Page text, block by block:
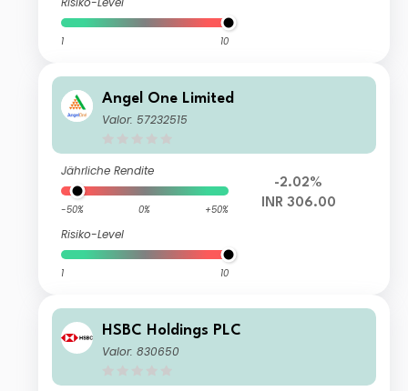
1 10
Angel One Limited
Valor: 57232515
Jährliche Rendite
-50% 0% +50%
Risiko-Level
1 10
-2.02%
INR 306.00
HSBC Holdings PLC
Valor: 830650